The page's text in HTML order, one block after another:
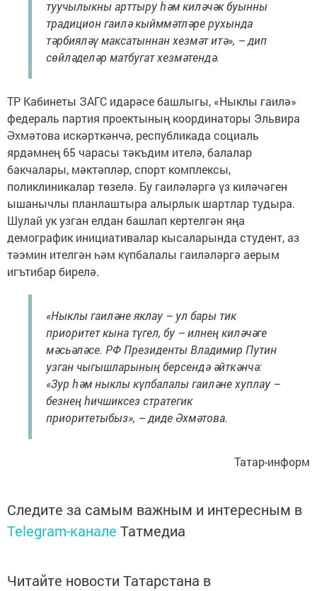
туучылыкны арттыру һәм киләчәк буынны
традицион гаилә кыйммәтләре рухында
тәрбияләү максатыннан хезмәт итә», – дип
сөйләделәр матбугат хезмәтендә.
ТР Кабинеты ЗАГС идарәсе башлыгы, «Ныклы гаилә»
федераль партия проектының координаторы Эльвира
Әхмәтова искәрткәнчә, республикада социаль
ярдәмнең 65 чарасы тәкъдим ителә, балалар
бакчалары, мәктәпләр, спорт комплексы,
поликлиникалар төзелә. Бу гаиләләргә үз киләчәген
ышанычлы планлаштыра алырлык шартлар тудыра.
Шулай ук узган елдан башлап кертелгән яңа
демографик инициативалар кысаларында студент, аз
тәэмин ителгән һәм күпбалалы гаиләләргә аерым
игътибар бирелә.
«Ныклы гаиләне яклау – ул бары тик
приоритет кына түгел, бу – илнең киләчәге
мәсьәләсе. РФ Президенты Владимир Путин
узган чыгышларының берсендә әйткәнчә:
«Зур һәм ныклы күпбалалы гаиләне хуплау –
безнең һичшиксез стратегик
приоритетыбыз», – диде Әхмәтова.
Татар-информ
Следите за самым важным и интересным в
Telegram-канале Татмедиа
Читайте новости Татарстана в